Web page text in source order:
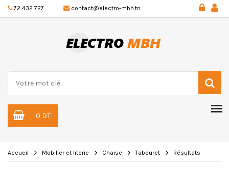
72 432 727 contact@electro-mbh.tn
0 DT
Accueil Mobilier et literie Chaise Tabouret Résultats